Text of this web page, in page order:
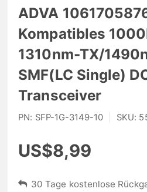
ADVA
Kompatibles
1310nm-TX/
SMF(LC Single)
Transceiver
PN: SFP-1G-3149-10 SKU:
US$8,99
30 Tage kostenlose